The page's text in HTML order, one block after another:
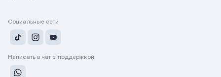
Социальные сети
Написать в чат с поддержкой